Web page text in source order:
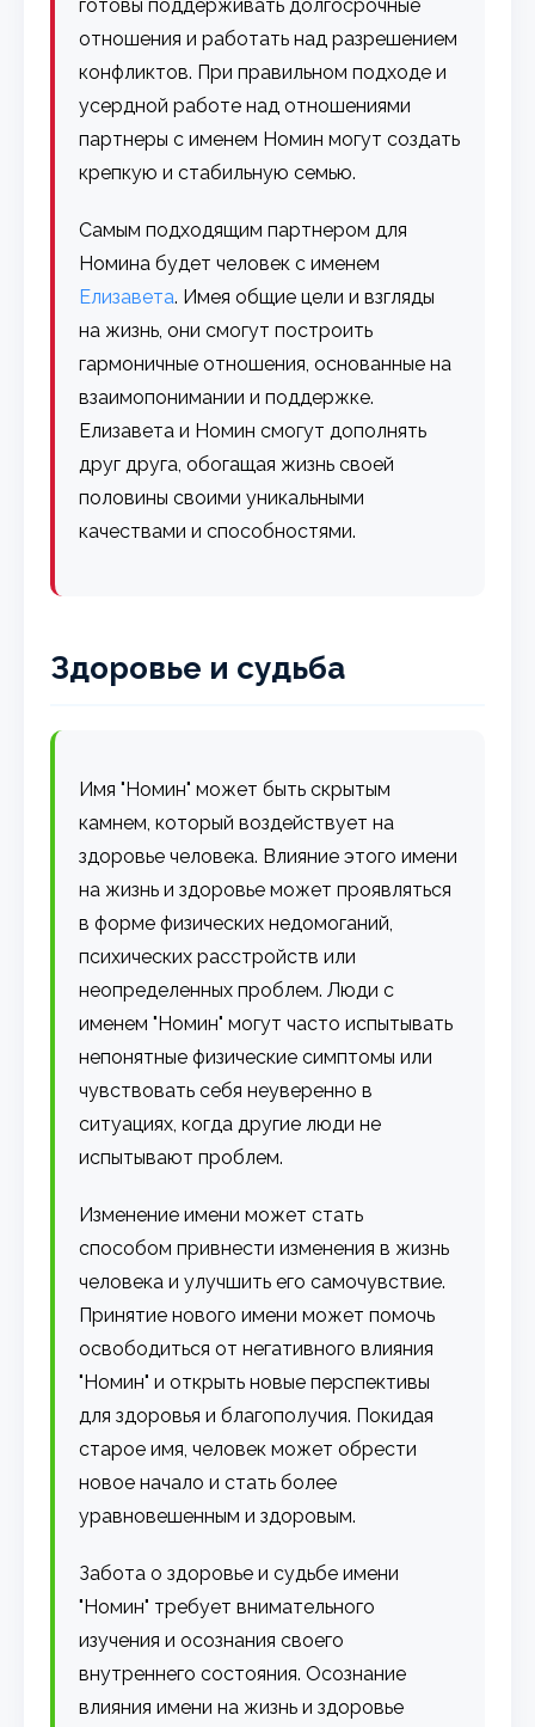
готовы поддерживать долгосрочные
отношения и работать над разрешением
конфликтов. При правильном подходе и
усердной работе над отношениями
партнеры с именем Номин могут создать
крепкую и стабильную семью.
Самым подходящим партнером для
Номина будет человек с именем
Елизавета. Имея общие цели и взгляды
на жизнь, они смогут построить
гармоничные отношения, основанные на
взаимопонимании и поддержке.
Елизавета и Номин смогут дополнять
друг друга, обогащая жизнь своей
половины своими уникальными
качествами и способностями.
Здоровье и судьба
Имя "Номин" может быть скрытым
камнем, который воздействует на
здоровье человека. Влияние этого имени
на жизнь и здоровье может проявляться
в форме физических недомоганий,
психических расстройств или
неопределенных проблем. Люди с
именем "Номин" могут часто испытывать
непонятные физические симптомы или
чувствовать себя неуверенно в
ситуациях, когда другие люди не
испытывают проблем.
Изменение имени может стать
способом привнести изменения в жизнь
человека и улучшить его самочувствие.
Принятие нового имени может помочь
освободиться от негативного влияния
"Номин" и открыть новые перспективы
для здоровья и благополучия. Покидая
старое имя, человек может обрести
новое начало и стать более
уравновешенным и здоровым.
Забота о здоровье и судьбе имени
"Номин" требует внимательного
изучения и осознания своего
внутреннего состояния. Осознание
влияния имени на жизнь и здоровье